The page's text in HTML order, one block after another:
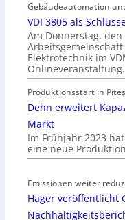
Gebäudeautomation
VDI 3805 als
Am Donnerstag,
Elektrotechnik im
Onlineveranstaltung.
Produktionsstart in
Dehn erweitert
Markt
Im Frühjahr 2023
eine neue
Emissionen weiter
Hager veröffentlicht